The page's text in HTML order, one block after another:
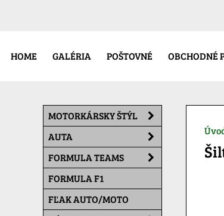
HOME GALÉRIA POŠTOVNÉ OBCHODNÉ
MOTORKÁRSKY ŠTÝL
AUTA
FORMULA TEAMS
FORMULA F1
FĽAK AUTO/MOTO